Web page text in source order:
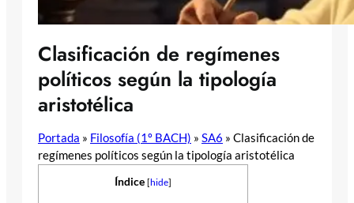
Clasificación de regímenes
políticos según la tipología
aristotélica
Portada » Filosofía (1º BACH) » SA6 » Clasificación de
regímenes políticos según la tipología aristotélica
Índice [hide]